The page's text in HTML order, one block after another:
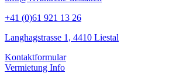
+41 (0)61 921 13 26
Langhagstrasse 1, 4410 Liestal
Kontaktformular
Vermietung Info